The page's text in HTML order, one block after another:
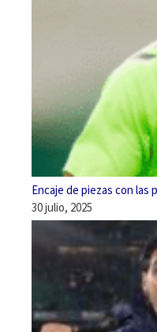
Encaje de piezas con las
30 julio, 2025